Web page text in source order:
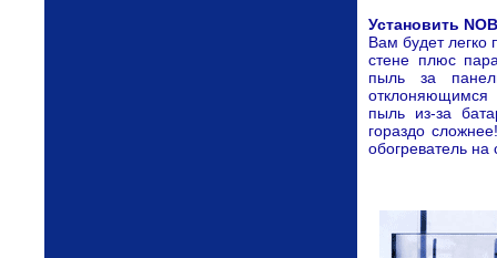
Установить
Вам будет легко
стене плюс
пыль за
отклоняющимся
пыль из-за
гораздо
обогреватель